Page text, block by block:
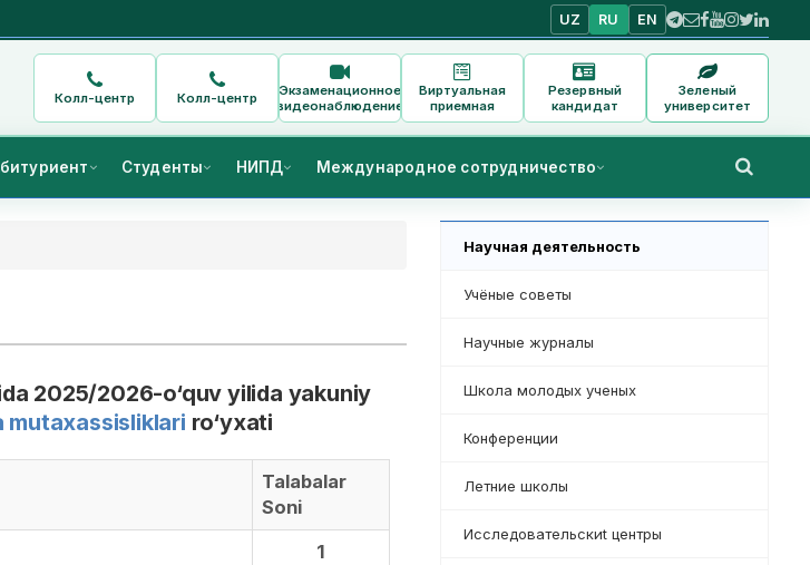
UZ RU EN
Колл-центр Колл-центр
Экзаменационное
видеонаблюдение
Виртуальная
приемная
Резервный
кандидат
Зеленый
университет
Студенты НИПД Международное сотрудничество
2025/2026-o‘quv yilida yakuniy
mutaxassisliklari ro‘yxati
Talabalar
Soni
1
Научная деятельность
Учёные советы
Научные журналы
Школа молодых ученых
Конференции
Летние школы
Исследовательскиt центры